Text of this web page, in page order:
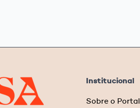
Institucional
Sobre o Portal